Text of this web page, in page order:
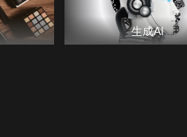
生成AI